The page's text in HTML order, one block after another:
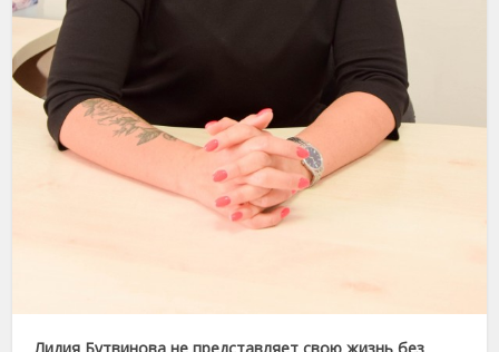
Лидия Бутвинова не представляет свою жизнь без